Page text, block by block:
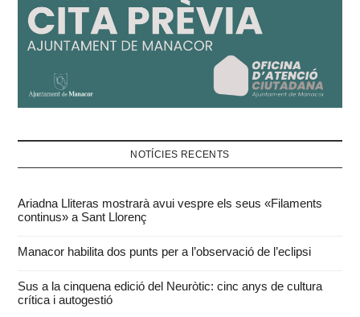
NOTÍCIES RECENTS
Ariadna Lliteras mostrarà avui vespre els seus «Filaments
continus» a Sant Llorenç
Manacor habilita dos punts per a l’observació de l’eclipsi
Sus a la cinquena edició del Neuròtic: cinc anys de cultura
crítica i autogestió